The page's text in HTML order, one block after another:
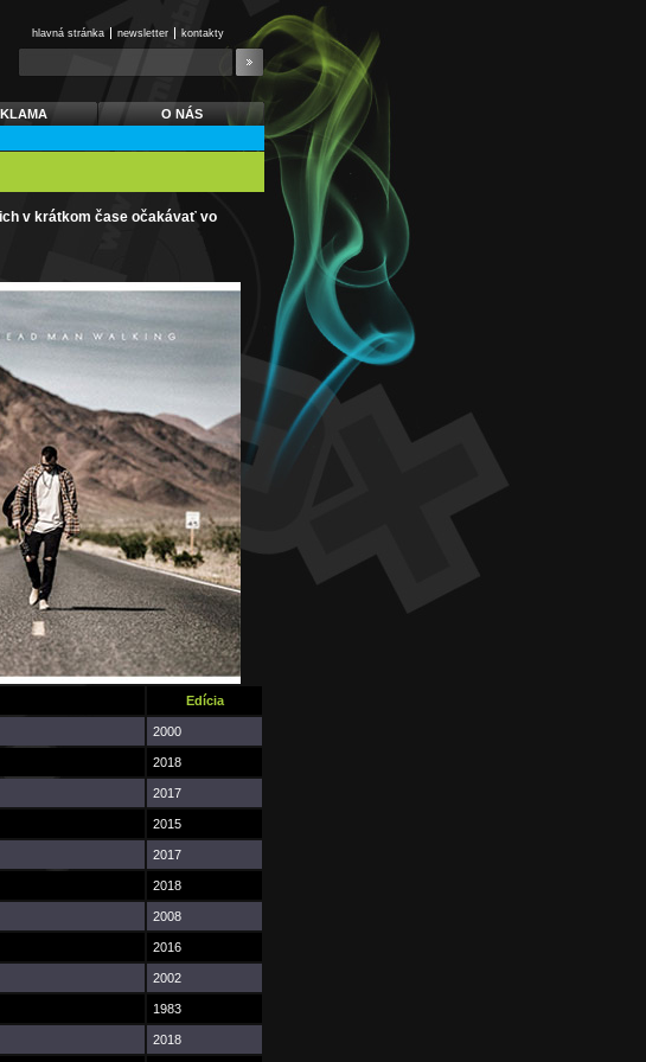
hlavná stránka newsletter kontakty
O NÁS
v krátkom čase očakávať vo
Edícia
2000
2018
2017
2015
2017
2018
2008
2016
2002
1983
2018